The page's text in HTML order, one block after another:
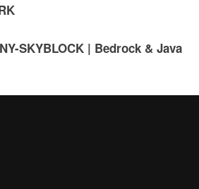
SKYBLOCK | Bedrock & Java